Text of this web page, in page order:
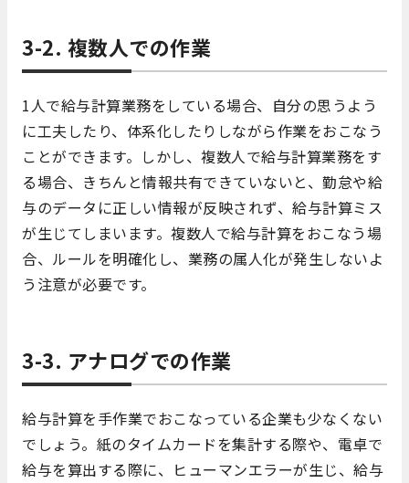
3-2. 複数人での作業
1人で給与計算業務をしている場合、自分の思うよう
に工夫したり、体系化したりしながら作業をおこなう
ことができます。しかし、複数人で給与計算業務をす
る場合、きちんと情報共有できていないと、勤怠や給
与のデータに正しい情報が反映されず、給与計算ミス
が生じてしまいます。複数人で給与計算をおこなう場
合、ルールを明確化し、業務の属人化が発生しないよ
う注意が必要です。
3-3. アナログでの作業
給与計算を手作業でおこなっている企業も少なくない
でしょう。紙のタイムカードを集計する際や、電卓で
給与を算出する際に、ヒューマンエラーが生じ、給与